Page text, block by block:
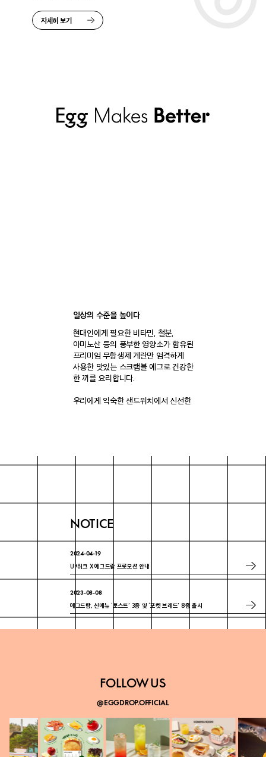
자세히 보기
일상의 수준을 높이다
현대인에게 필요한 비타민, 철분,
아미노산 등의 풍부한 영양소가 함유된
프리미엄 무항생제 계란만 엄격하게
사용한 맛있는 스크램블 에그로 건강한
한 끼를 요리합니다.
우리에게 익숙한 샌드위치에서 신선한
브랜드 스토리
NOTICE
2024-04-19
U+위크 X 에그드랍 프로모션 안내
2023-08-08
에그드랍, 신메뉴 ‘토스트’ 3종 및 ‘포켓 브레드’ 8종 출시
2023-07-18
FOLLOW US
@EGGDROP.OFFICIAL